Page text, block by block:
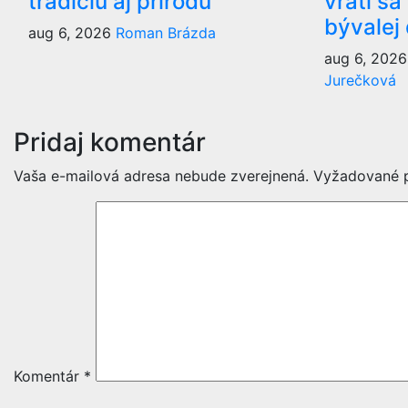
aug 6, 2026 Roman Brázda
bývalej
aug 6,
Jurečková
Pridaj komentár
Vaša e-mailová adresa nebude zverejnená. Vyžadované
Komentár *